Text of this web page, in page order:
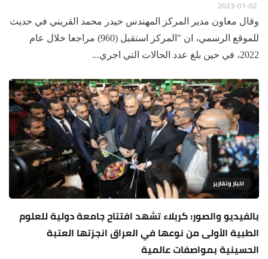
وقال معاون مدير المركز المهندس حيدر محمد القريني في حديث
للموقع الرسمي، ان "المركز استقبل (960) مراجعا خلال عام
2022، في حين بلغ عدد الحالات التي اجري...
اخبار وتقارير
بالفيديو والصور: كربلاء تشهد افتتاح جامعة دولية للعلوم
الطبية الأولى من نوعها في العراق انجزتها العتبة
الحسينية بمواصفات عالمية